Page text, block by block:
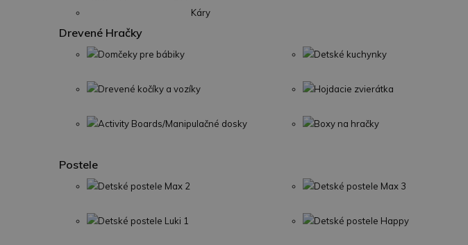
Káry
Drevené Hračky
Domčeky pre bábiky Detské kuchynky
Drevené kočíky a vozíky Hojdacie zvierátka
Activity Boards/Manipulačné dosky Boxy na hračky
Postele
Detské postele Max 2 Detské postele Max 3
Detské postele Luki 1 Detské postele Happy